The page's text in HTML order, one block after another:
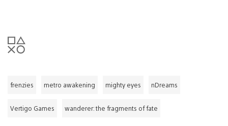
frenzies metro awakening mighty eyes nDreams
Vertigo Games wanderer: the fragments of fate